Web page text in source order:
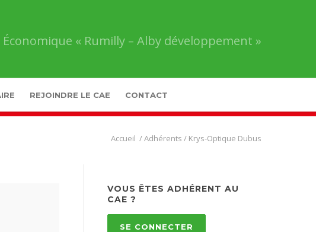
Économique « Rumilly – Alby développement »
REJOINDRE LE CAE CONTACT
Comité
–
développement
»
/Adhérents / Krys-Optique Dubus
VOUS ÊTES ADHÉRENT AU
CAE ?
SE CONNECTER